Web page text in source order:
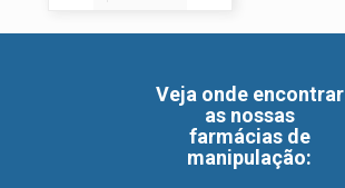
Veja onde encontrar
as nossas
farmácias de
manipulação: